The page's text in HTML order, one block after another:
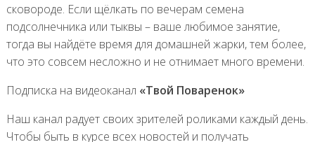
сковороде. Если щёлкать по вечерам семена
подсолнечника или тыквы – ваше любимое занятие,
тогда вы найдёте время для домашней жарки, тем более,
что это совсем несложно и не отнимает много времени.
Подписка на видеоканал «Твой Поваренок»
Наш канал радует своих зрителей роликами каждый день.
Чтобы быть в курсе всех новостей и получать